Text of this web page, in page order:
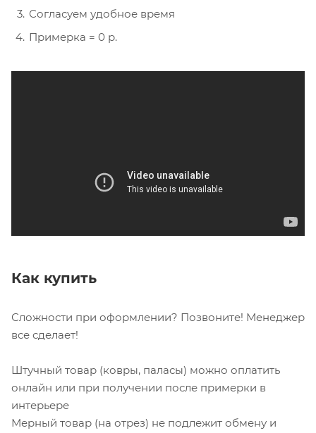
Согласуем удобное время
Примерка = 0 р.
Как купить
Сложности при оформлении? Позвоните! Менеджер
все сделает!
Штучный товар (ковры, паласы) можно оплатить
онлайн или при получении после примерки в
интерьере
Мерный товар (на отрез) не подлежит обмену и